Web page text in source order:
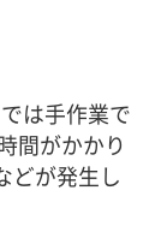
は手作業で
間がかかり
どが発生し